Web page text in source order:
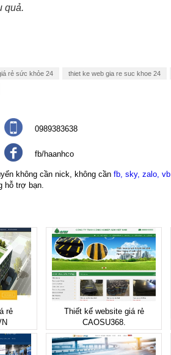
quả.
rẻ sức khỏe 24 thiet ke web gia re suc khoe 24
0989383638
fb/haanhco
không cần nick, không cần fb, sky, zalo, vb
hỗ trợ bạn.
rẻ
Thiết kế website giá rẻ
CAOSU368.